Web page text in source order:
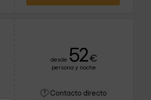
desde 52€
persona y noche
Contacto directo